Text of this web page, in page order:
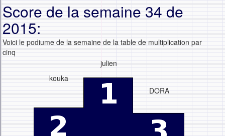
Score de la semaine 34 de
2015:
Voici le podiume de la semaine de la table de multiplication par
cinq
kouka
julien
DORA